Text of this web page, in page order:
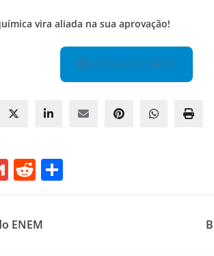
vira aliada na sua aprovação!
ACESSAR CURSO
G
ai
l
R
d
di
ENEM